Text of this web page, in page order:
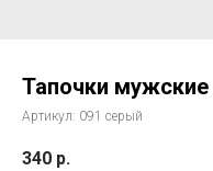
Тапочки
Артикул: 091 серый
340 р.